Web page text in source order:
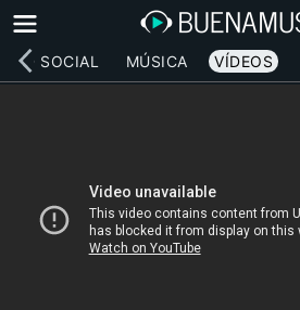
RED SOCIAL MÚSICA VÍDEOS